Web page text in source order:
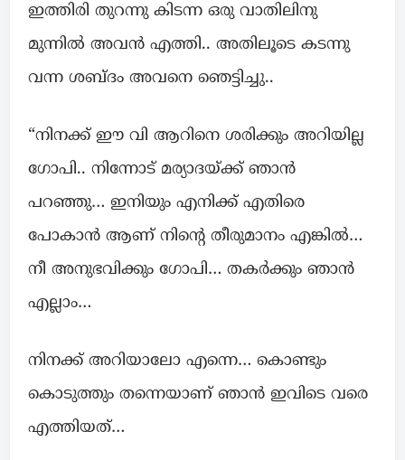
ഇത്തിരി തുറന്നു കിടന്ന ഒരു വാതിലിനു
മുന്നില്‍ അവന്‍ എത്തി.. അതിലൂടെ കടന്നു
വന്ന ശബ്ദം അവനെ ഞെട്ടിച്ചു..
“നിനക്ക് ഈ വി ആറിനെ ശരിക്കും അറിയില്ല
ഗോപി.. നിന്നോട് മര്യാദയ്ക്ക് ഞാൻ
പറഞ്ഞു… ഇനിയും എനിക്ക് എതിരെ
പോകാൻ ആണ് നിന്റെ തീരുമാനം എങ്കിൽ…
നീ അനുഭവിക്കും ഗോപി… തകര്‍ക്കും ഞാന്‍
എല്ലാം…
നിനക്ക് അറിയാലോ എന്നെ… കൊണ്ടും
കൊടുത്തും തന്നെയാണ് ഞാന്‍ ഇവിടെ വരെ
എത്തിയത്…